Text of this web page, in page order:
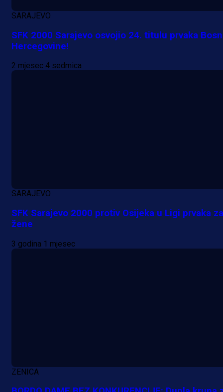
Bez pobjednika u Mostaru:
SARAJEVO
SFK 2000 Sarajevo osvojio 24. titulu prvaka
Hercegovine!
2 mjesec 4 sedmica
SARAJEVO
SFK Sarajevo 2000 protiv Osijeka u Ligi prvaka za
žene
3 godina 1 mjesec
ZENICA